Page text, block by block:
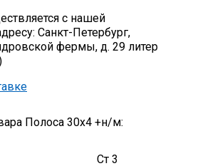
с нашей
Санкт-Петербург,
фермы, д. 29 литер
Полоса 30х4 +н/м:
Ст 3